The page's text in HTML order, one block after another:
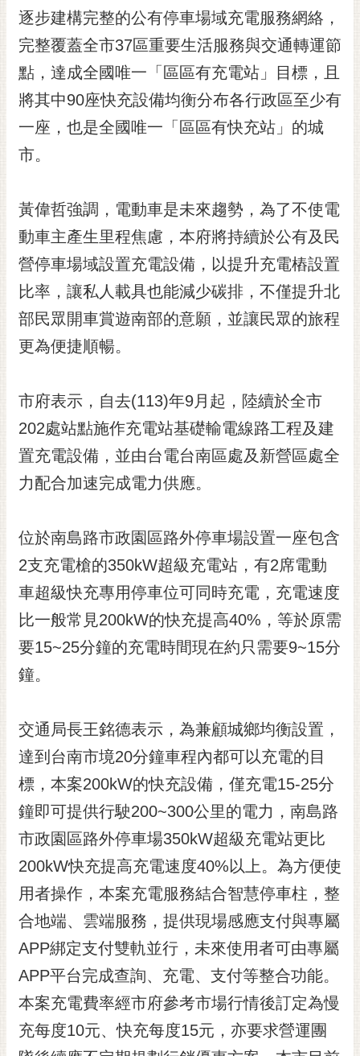
訂
閱
電
子
報
市
民
信
English
日
本
語
隱
私
權
安
全
政
策
網
料
放
宣
告
市
交
置
逐步建構完整的公有停車場域充電服務網絡，
完整覆蓋全市37區重要生活服務與交通轉運節
點，達成全國唯一「區區有充電站」目標，且
將其中90座快充設備均衡分布各行政區至少有
一座，也是全國唯一「區區有快充站」的城
市。
黃偉哲強調，電動車是未來趨勢，為了不使電
動車主產生里程焦慮，本府將持續於公有及民
營停車場域設置充電設備，以提升充電樁設置
比率，讓私人載具也能減少碳排，不僅提升北
部民眾開車賞遊南部的意願，並讓民眾的旅程
更為便捷順暢。
市府表示，自去(113)年9月起，陸續於全市
202處站點施作充電站基礎輸電線路工程及建
置充電設備，並由台電台南區處及新營區處全
力配合加速完成電力供應。
位於南島路市政園區路外停車場設置一座包含
2支充電槍的350kW超級充電站，有2席電動
車超級快充專用停車位可同時充電，充電速度
比一般常見200kW的快充提高40%，等於原需
要15~25分鐘的充電時間現在約只需要9~15分
鐘。
交通局長王銘德表示，為兼顧城鄉均衡設置，
達到台南市境20分鐘車程內都可以充電的目
標，本案200kW的快充設備，僅充電15-25分
鐘即可提供行駛200~300公里的電力，南島路
市政園區路外停車場350kW超級充電站更比
200kW快充提高充電速度40%以上。為方便使
用者操作，本案充電服務結合智慧停車柱，整
合地端、雲端服務，提供現場感應支付與專屬
APP綁定支付雙軌並行，未來使用者可由專屬
APP平台完成查詢、充電、支付等整合功能。
本案充電費率經市府參考市場行情後訂定為慢
充每度10元、快充每度15元，亦要求營運團